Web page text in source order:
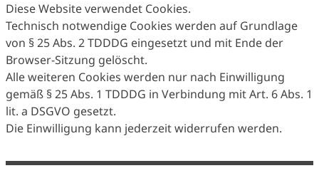
Diese Website verwendet Cookies.
Technisch notwendige Cookies werden auf Grundlage
von § 25 Abs. 2 TDDDG eingesetzt und mit Ende der
Browser-Sitzung gelöscht.
Alle weiteren Cookies werden nur nach Einwilligung
gemäß § 25 Abs. 1 TDDDG in Verbindung mit Art. 6 Abs. 1
lit. a DSGVO gesetzt.
Die Einwilligung kann jederzeit widerrufen werden.